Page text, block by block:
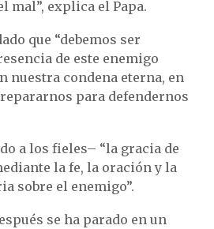
mal”, explica el Papa.
que “debemos ser
de este enemigo
nuestra condena eterna, en
para defendernos
a los fieles– “la gracia de
la fe, la oración y la
sobre el enemigo”.
se ha parado en un